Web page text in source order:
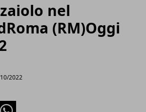
nel
(RM)Oggi
2022
Whatsapp